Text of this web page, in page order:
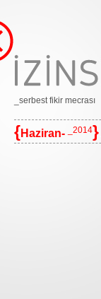
_serbest fikir mecrası
{Haziran- _2014}